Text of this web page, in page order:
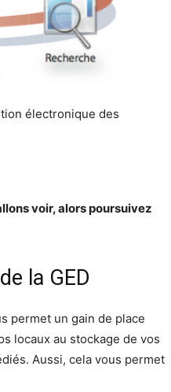
électronique des
voir, alors poursuivez
la GED
permet un gain de place
locaux au stockage de vos
Aussi, cela vous permet